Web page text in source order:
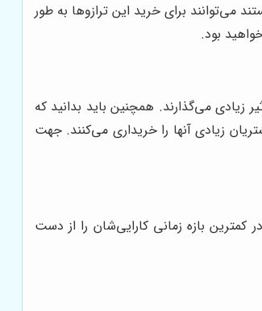
می‌توانند برای خرید این ترازوها به طور
بود.
می‌گذارند. همچنین باید بدانید که
زیادی آنها را خریداری می‌کنند. جهت
کمترین بازه زمانی کارایی‌شان را از دست